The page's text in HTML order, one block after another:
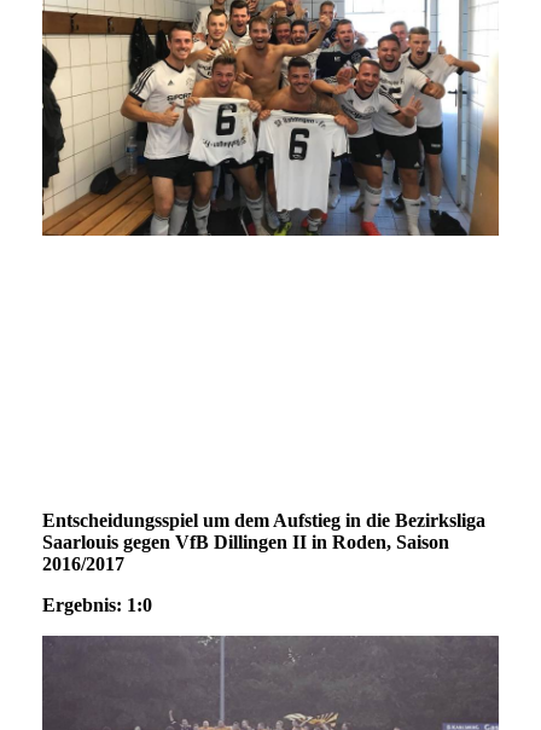
Entscheidungsspiel um dem Aufstieg in die Bezirksliga
Saarlouis gegen VfB Dillingen II in Roden, Saison
2016/2017
Ergebnis: 1:0